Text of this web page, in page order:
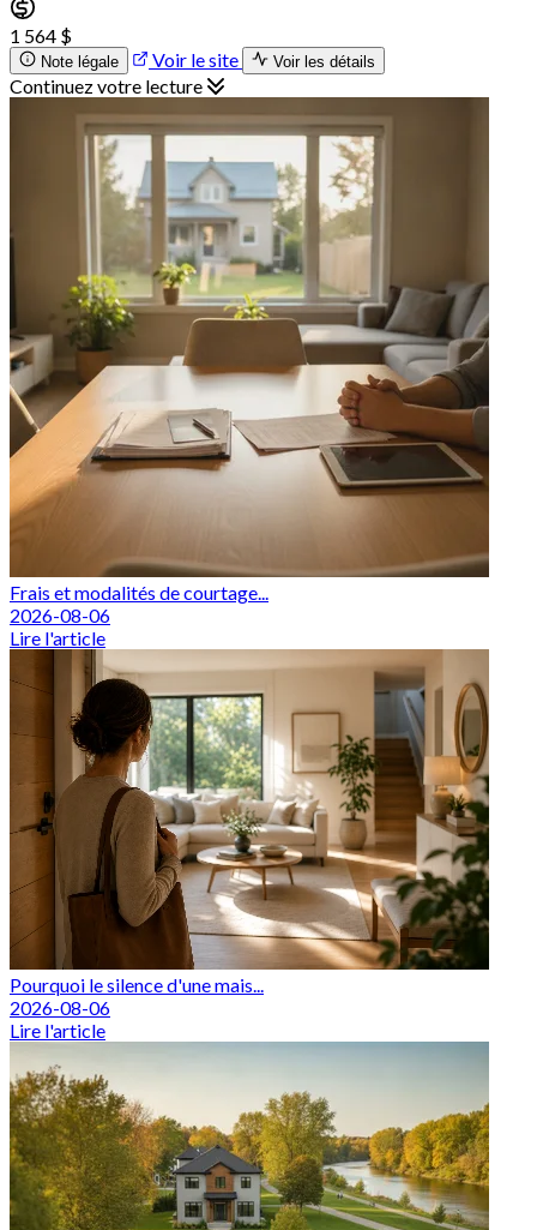
1 564 $
Note légale Voir le site Voir les détails
Continuez votre lecture
Frais et modalités de courtage...
2026-08-06
Lire l'article
Pourquoi le silence d'une mais...
2026-08-06
Lire l'article